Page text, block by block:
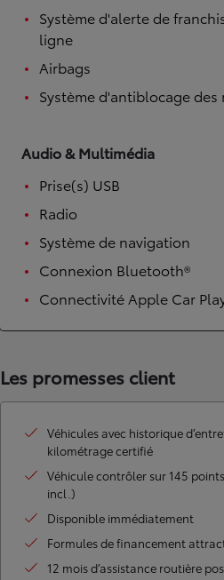
Système d'alerte de
ligne
Airbags
Système d'antiblocage des
Audio & Multimédia
Prise(s) USB
Radio
Système de navigation
Connexion Bluetooth®
Connectivité Apple Car
Les promesses client
Véhicules avec historique
kilométrage certifié
Véhicule contrôler sur 145
incl.)
Disponible immédiatement
Formules de financement
12 mois d’assistance routière